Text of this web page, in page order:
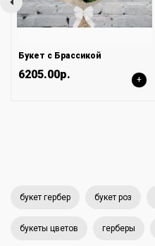
Букет с Брассикой
6205.00р. +
букет гербер букет роз
букеты цветов герберы